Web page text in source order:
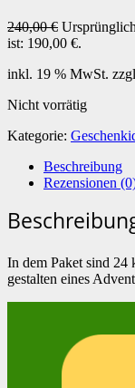
240,00€
ist: 190,00 €.
inkl. 19 % MwSt.
Nicht vorrätig
Kategorie:
Beschreibung
Rezensionen
In dem Paket sind 24
gestalten eines